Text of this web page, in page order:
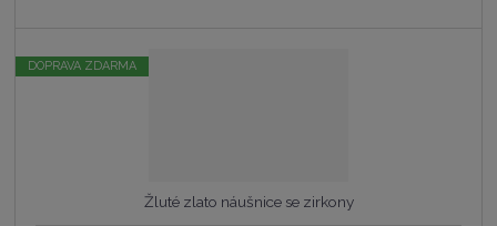
Žluté zlato náušnice se zirkony
DOPRAVA ZDARMA